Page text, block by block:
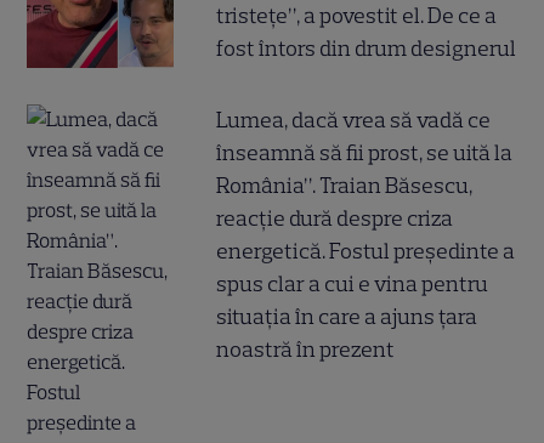
tristețe”, a povestit el. De ce a
fost întors din drum designerul
Lumea, dacă vrea să vadă ce
înseamnă să fii prost, se uită la
România”. Traian Băsescu,
reacție dură despre criza
energetică. Fostul președinte a
spus clar a cui e vina pentru
situația în care a ajuns țara
noastră în prezent